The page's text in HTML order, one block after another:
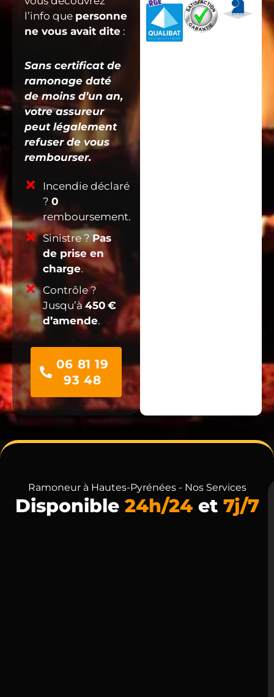
l’info que personne
ne vous avait dite :
Sans certificat de
ramonage daté
de moins d’un an,
votre assureur
peut légalement
refuser de vous
rembourser.
Incendie déclaré
? 0
remboursement.
Sinistre ?Pas
de prise en
charge.
Contrôle ?
Jusqu’à450 €
d’amende.
06 81 19
93 48
Ramoneur à Hautes-Pyrénées - Nos Services
Disponible 24h/24et 7j/7